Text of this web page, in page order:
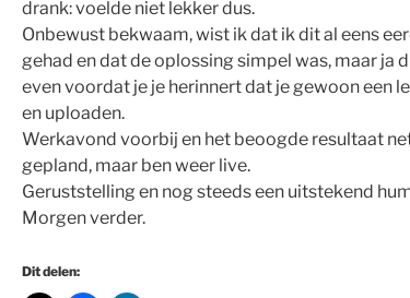
drank: voelde niet lekker dus.
Onbewust bekwaam, wist ik dat ik dit al eens
gehad en dat de oplossing simpel was, maar ja
even voordat je je herinnert dat je gewoon een
en uploaden.
Werkavond voorbij en het beoogde resultaat
gepland, maar ben weer live.
Geruststelling en nog steeds een uitstekend
Morgen verder.
Dit delen: